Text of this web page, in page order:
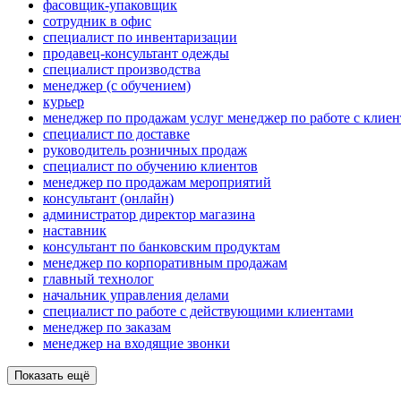
фасовщик-упаковщик
сотрудник в офис
специалист по инвентаризации
продавец-консультант одежды
специалист производства
менеджер (с обучением)
курьер
менеджер по продажам услуг менеджер по работе с
специалист по доставке
руководитель розничных продаж
специалист по обучению клиентов
менеджер по продажам мероприятий
консультант (онлайн)
администратор директор магазина
наставник
консультант по банковским продуктам
менеджер по корпоративным продажам
главный технолог
начальник управления делами
специалист по работе с действующими клиентами
менеджер по заказам
менеджер на входящие звонки
Показать ещё